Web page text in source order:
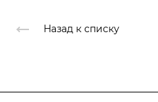
Назад к списку